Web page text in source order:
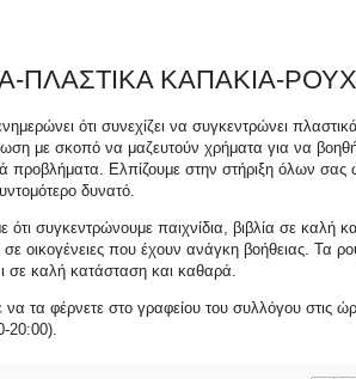
ΠΛΑΣΤΙΚΑ ΚΑΠΑΚΙΑ-
ότι συνεχίζει να συγκεντρώνει
με σκοπό να μαζευτούν χρήματα για να
προβλήματα. Ελπίζουμε στην στήριξη όλων σας
δυνατό.
συγκεντρώνουμε παιχνίδια, βιβλία σε καλή
οικογένειες που έχουν ανάγκη βοήθειας. Τα
σε καλή κατάσταση και καθαρά.
τα φέρνετε στο γραφείου του συλλόγου στις
20:00).